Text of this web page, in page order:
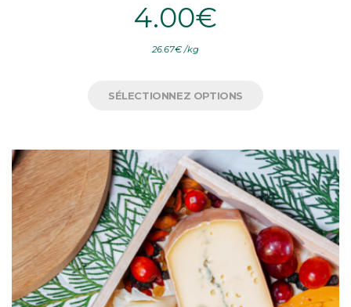
4.00€
26.67€ /kg
SÉLECTIONNEZ OPTIONS